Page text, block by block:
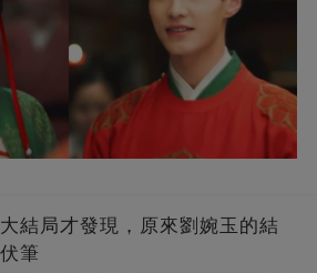
結局才發現，原來劉婉玉的結
筆